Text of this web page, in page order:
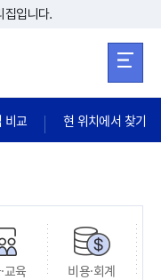
집입니다.
비교 현 위치에서 찾기
교육 비용·회계